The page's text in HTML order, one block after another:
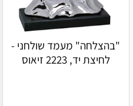
"בהצלחה" מעמד שולחני -
לחיצת יד, 2223 זיאוס